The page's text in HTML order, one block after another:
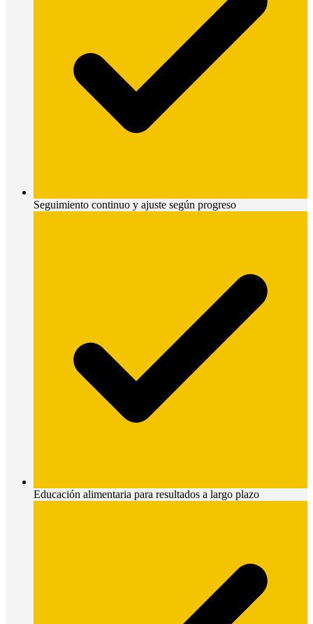
Seguimiento continuo y ajuste según progreso
Educación alimentaria para resultados a largo plazo